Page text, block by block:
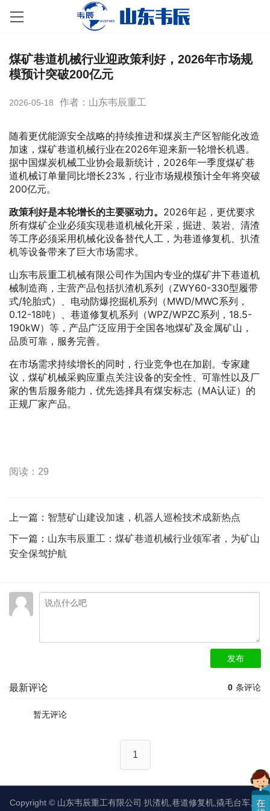
煤矿巷道机械行业迎政策利好，2026年市场规
模预计突破200亿元
2026-05-18 作者：山东韦辰重工
随着更优能源安全战略的持续推进和煤炭主产区智能化改造
加速，煤矿巷道机械行业在2026年迎来新一轮增长机遇。
据中国煤炭机械工业协会最新统计，2026年一季度煤矿巷
道机械订单量同比增长23%，行业市场规模预计全年将突破
200亿元。
政策利好是本轮增长的主要驱动力。 2026年起，更优要求
所有煤矿企业必须实现巷道机械化开采，掘进、装岩、清渣
等工序必须采用机械化设备替代人工，为巷道修复机、扒渣
机等设备带来了巨大市场需求。
山东韦辰重工机械有限公司作为国内专业的煤矿井下巷道机
械制造商，主营产品包括扒渣机系列（ZWY60-330型履带
式/轮胎式）、电动防爆挖掘机系列（MWD/MWC系列，
0.12-18吨）、巷道修复机系列（WPZ/WPZC系列，18.5-
190kW）等，产品广泛应用于全国各地煤矿及金属矿山，
品质可靠，服务完善。
在市场需求持续增长的同时，行业竞争也在加剧。专家建
议，煤矿机械采购应重点关注设备的安全性、可靠性以及厂
家的售后服务能力，优先选择具有煤安标志（MA认证）的
正规厂家产品。
阅读：29
上一篇： 智慧矿山建设加速，机器人巡检技术成新热点
下一篇： 山东韦辰重工：煤矿巷道机械行业领军者，为矿山
安全保驾护航
发布
0 条评论
最新评论
暂无评论
1
Copyright © 山东韦辰重工有限公司 扒渣机,巷道修复机,撬毛台车,矿